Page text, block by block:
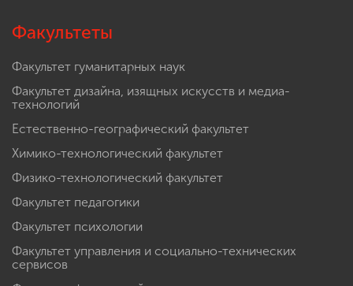
Факультеты
Факультет гуманитарных наук
Факультет дизайна, изящных искусств и медиа-
технологий
Естественно-географический факультет
Химико-технологический факультет
Физико-технологический факультет
Факультет педагогики
Факультет психологии
Факультет управления и социально-технических
сервисов